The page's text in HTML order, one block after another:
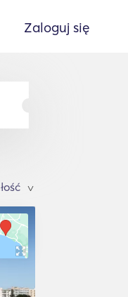
Zaloguj się
>